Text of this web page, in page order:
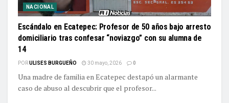
NACIONAL
Escándalo en Ecatepec: Profesor de 50 años bajo arresto
domiciliario tras confesar “noviazgo” con su alumna de
14
PORULISES BURGUEÑO 30 mayo, 2026 0
Una madre de familia en Ecatepec destapó un alarmante
caso de abuso al descubrir que el profesor...